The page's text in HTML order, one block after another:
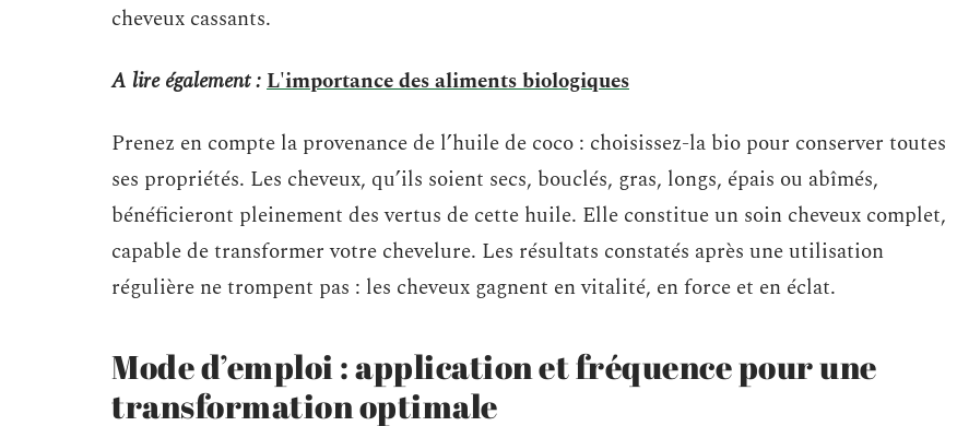
cheveux cassants.
A lire également :L'importance des aliments biologiques
Prenez en compte la provenance de l’huile de coco : choisissez-la bio pour conserver toutes
ses propriétés. Les cheveux, qu’ils soient secs, bouclés, gras, longs, épais ou abîmés,
bénéficieront pleinement des vertus de cette huile. Elle constitue un soin cheveux complet,
capable de transformer votre chevelure. Les résultats constatés après une utilisation
régulière ne trompent pas : les cheveux gagnent en vitalité, en force et en éclat.
Mode d’emploi : application et fréquence pour une
transformation optimale